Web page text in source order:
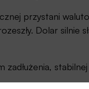
przystani
Dolar silnie
zadłużenia,